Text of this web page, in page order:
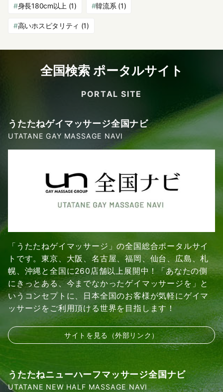
身長180cm以上 (1) 韓流系 (1)
高いホスピタリティ (1)
全国検索 ポータルサイト
PORTAL SITE
うたたねゲイマッサージ全国ナビ
UTATANE GAY MASSAGE NAVI
「うたたねゲイマッサージ」の全国総合ポータルサイ
トです。東京、大阪、名古屋、福岡、仙台、広島、札
幌、沖縄と全国に260店舗以上展開中！「あなたの側
にきっとある、今までなかったゲイマッサージを」と
いうコンセプトに、日本全国のお客様が気軽にゲイマ
ッサージをご利用頂ける世界を目指します！
サイトを見る（外部リンク）
うたたねニューハーフマッサージ全国ナビ
UTATANE NEW HALF MASSAGE NAVI